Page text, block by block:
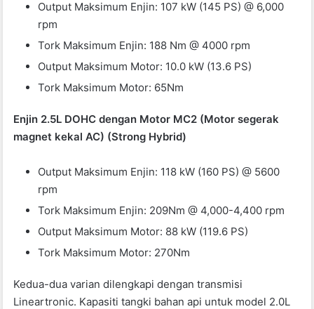
Output Maksimum Enjin: 107 kW (145 PS) @ 6,000
rpm
Tork Maksimum Enjin: 188 Nm @ 4000 rpm
Output Maksimum Motor: 10.0 kW (13.6 PS)
Tork Maksimum Motor: 65Nm
Enjin 2.5L DOHC dengan Motor MC2 (Motor segerak
magnet kekal AC) (Strong Hybrid)
Output Maksimum Enjin: 118 kW (160 PS) @ 5600
rpm
Tork Maksimum Enjin: 209Nm @ 4,000-4,400 rpm
Output Maksimum Motor: 88 kW (119.6 PS)
Tork Maksimum Motor: 270Nm
Kedua-dua varian dilengkapi dengan transmisi
Lineartronic. Kapasiti tangki bahan api untuk model 2.0L